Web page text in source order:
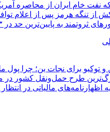
از تنگه هرمز پس از اعلام
به پایین‌ترین حد در ۲۳ سال گذشته رسید
و توکیو برای نجات ین؛ چرا
طرح حمل‌ونقل کشور در
اظهارنامه‌های مالیاتی در